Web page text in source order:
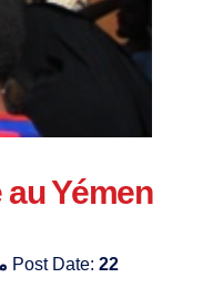
Yémen
Post Date: 22 مارس 2020